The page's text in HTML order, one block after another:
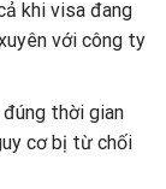
khi visa đang
với công ty
thời gian
cơ bị từ chối